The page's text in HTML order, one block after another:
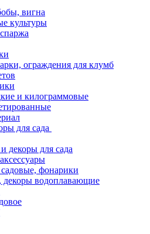
вигна
культуры
ограждения для клумб
и килограммовые
для сада
декоры для сада
фонарики
водоплавающие